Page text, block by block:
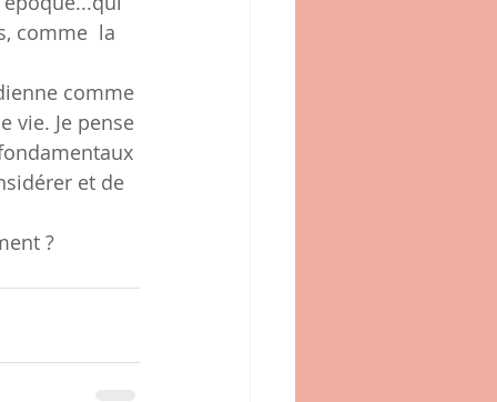
comme  la
comme
vie. Je pense
et de
?